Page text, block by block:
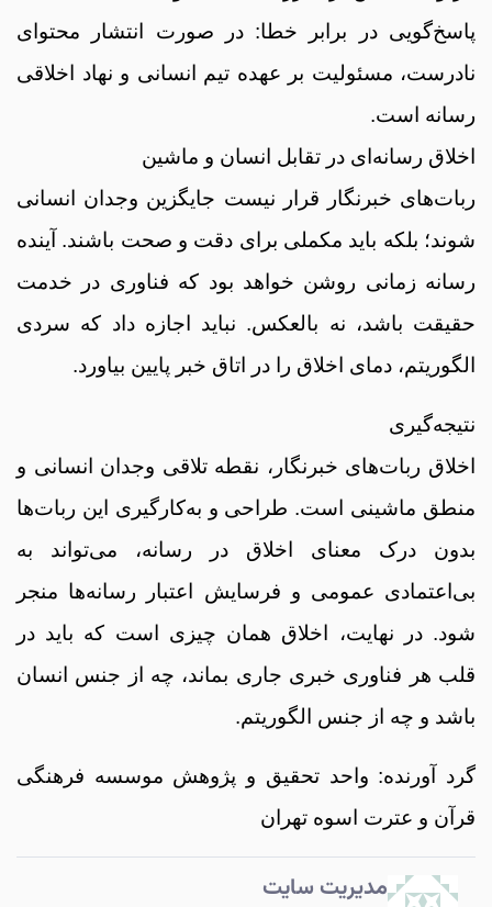
پاسخ‌گویی در برابر خطا: در صورت انتشار محتوای
نادرست، مسئولیت بر عهده تیم انسانی و نهاد اخلاقی
رسانه است.
اخلاق رسانه‌ای در تقابل انسان و ماشین
ربات‌های خبرنگار قرار نیست جایگزین وجدان انسانی
شوند؛ بلکه باید مکملی برای دقت و صحت باشند. آینده
رسانه زمانی روشن خواهد بود که فناوری در خدمت
حقیقت باشد، نه بالعکس. نباید اجازه داد که سردی
الگوریتم، دمای اخلاق را در اتاق خبر پایین بیاورد.
نتیجه‌گیری
اخلاق ربات‌های خبرنگار، نقطه تلاقی وجدان انسانی و
منطق ماشینی است. طراحی و به‌کارگیری این ربات‌ها
بدون درک معنای اخلاق در رسانه، می‌تواند به
بی‌اعتمادی عمومی و فرسایش اعتبار رسانه‌ها منجر
شود. در نهایت، اخلاق همان چیزی است که باید در
قلب هر فناوری خبری جاری بماند، چه از جنس انسان
باشد و چه از جنس الگوریتم.
گرد آورنده: واحد تحقیق و پژوهش موسسه فرهنگی
قرآن و عترت اسوه تهران
مدیریت سایت